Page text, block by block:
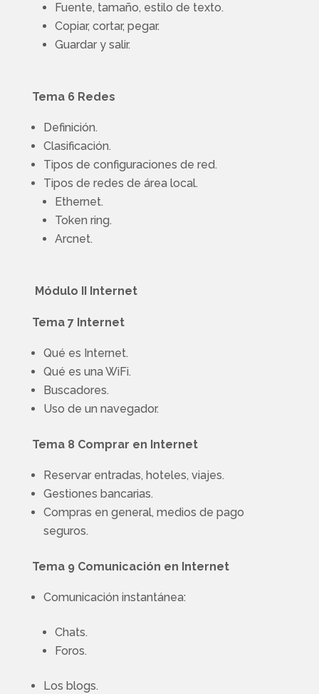
Fuente, tamaño, estilo de texto.
Copiar, cortar, pegar.
Guardar y salir.
Tema 6 Redes
Definición.
Clasificación.
Tipos de configuraciones de red.
Tipos de redes de área local.
Ethernet.
Token ring.
Arcnet.
M ódulo II Internet
Tema 7 Internet
Qué es Internet.
Qué es una WiFi.
Buscadores.
Uso de un navegador.
Tema 8 Comprar en Internet
Reservar entradas, hoteles, viajes.
Gestiones bancarias.
Compras en general, medios de pago
seguros.
Tema 9 Comunicación en Internet
Comunicación instantánea:
Chats.
Foros.
Los blogs.